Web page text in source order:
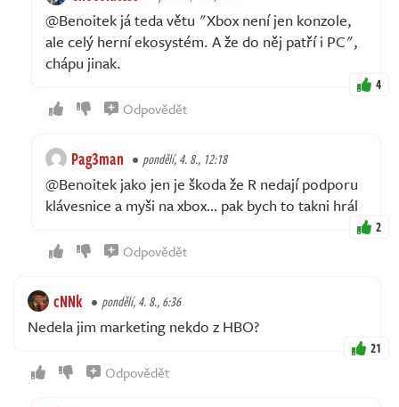
@Benoitek já teda větu "Xbox není jen konzole,
ale celý herní ekosystém. A že do něj patří i PC",
chápu jinak.
4
Odpovědět
Pag3man pondělí, 4. 8., 12:18
@Benoitek jako jen je škoda že R nedají podporu
klávesnice a myši na xbox… pak bych to takni hrál
2
Odpovědět
cNNk pondělí, 4. 8., 6:36
Nedela jim marketing nekdo z HBO?
21
Odpovědět